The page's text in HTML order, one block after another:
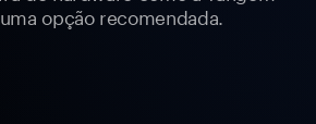
opção recomendada.